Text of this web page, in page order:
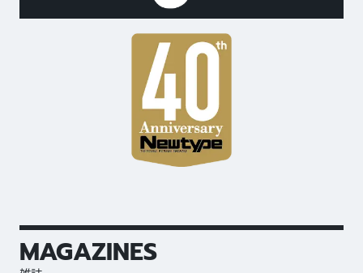
MAGAZINES